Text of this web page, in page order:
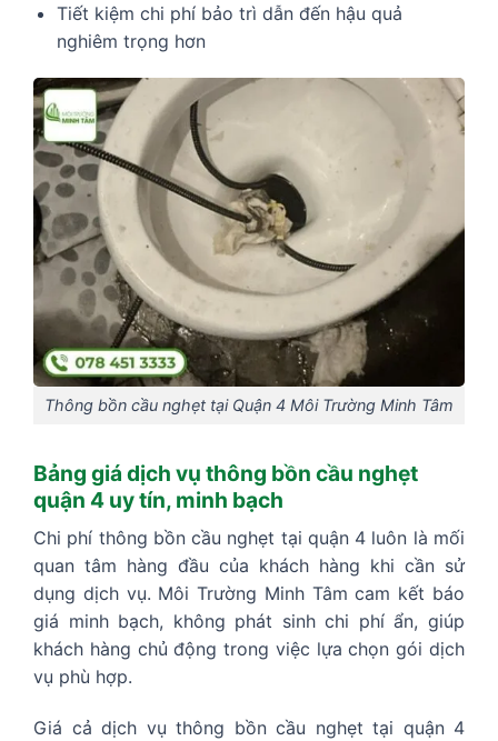
Tiết kiệm chi phí bảo trì dẫn đến hậu quả
nghiêm trọng hơn
Thông bồn cầu nghẹt tại Quận 4 Môi Trường Minh Tâm
Bảng giá dịch vụ thông bồn cầu nghẹt
quận 4 uy tín, minh bạch
Chi phí thông bồn cầu nghẹt tại quận 4 luôn là mối
quan tâm hàng đầu của khách hàng khi cần sử
dụng dịch vụ. Môi Trường Minh Tâm cam kết báo
giá minh bạch, không phát sinh chi phí ẩn, giúp
khách hàng chủ động trong việc lựa chọn gói dịch
vụ phù hợp.
Giá cả dịch vụ thông bồn cầu nghẹt tại quận 4